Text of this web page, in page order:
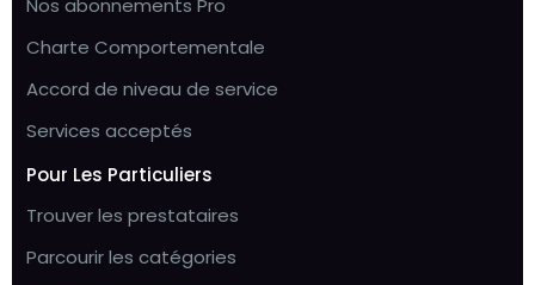
Nos abonnements Pro
Charte Comportementale
Accord de niveau de service
Services acceptés
Pour Les Particuliers
Trouver les prestataires
Parcourir les catégories